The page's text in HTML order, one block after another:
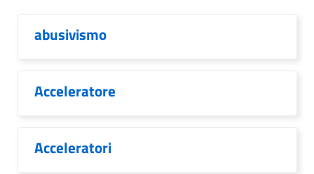
abusivismo
Acceleratore
Acceleratori